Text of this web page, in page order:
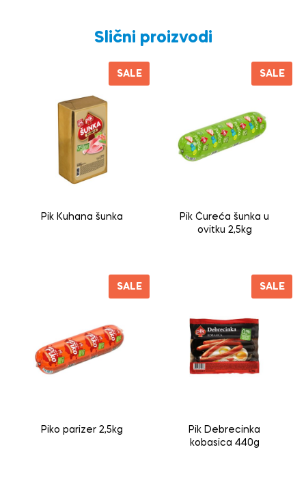
Slični proizvodi
SALE
Pik Kuhana šunka
SALE
Pik Ćureća šunka u
ovitku 2,5kg
SALE
Piko parizer 2,5kg
SALE
Pik Debrecinka
kobasica 440g